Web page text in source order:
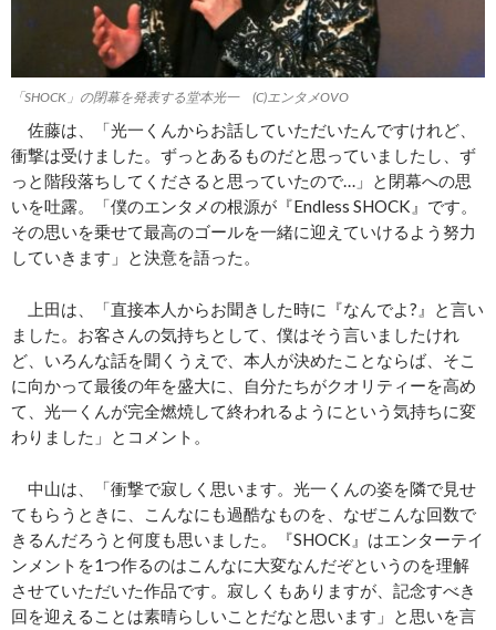
「SHOCK」の閉幕を発表する堂本光一 (C)エンタメOVO
佐藤は、「光一くんからお話していただいたんですけれど、
衝撃は受けました。ずっとあるものだと思っていましたし、ず
っと階段落ちしてくださると思っていたので…」と閉幕への思
いを吐露。「僕のエンタメの根源が『Endless SHOCK』です。
その思いを乗せて最高のゴールを一緒に迎えていけるよう努力
していきます」と決意を語った。
上田は、「直接本人からお聞きした時に『なんでよ?』と言い
ました。お客さんの気持ちとして、僕はそう言いましたけれ
ど、いろんな話を聞くうえで、本人が決めたことならば、そこ
に向かって最後の年を盛大に、自分たちがクオリティーを高め
て、光一くんが完全燃焼して終われるようにという気持ちに変
わりました」とコメント。
中山は、「衝撃で寂しく思います。光一くんの姿を隣で見せ
てもらうときに、こんなにも過酷なものを、なぜこんな回数で
きるんだろうと何度も思いました。『SHOCK』はエンターテイ
ンメントを1つ作るのはこんなに大変なんだぞというのを理解
させていただいた作品です。寂しくもありますが、記念すべき
回を迎えることは素晴らしいことだなと思います」と思いを言